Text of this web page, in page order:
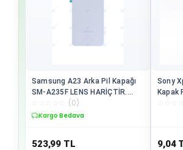
Samsung A23 Arka Pil Kapağı
SM-A235F LENS HARİÇTİR.
(0)
Kargo Bedava
523,99 TL
Sony
Kapak
9,04